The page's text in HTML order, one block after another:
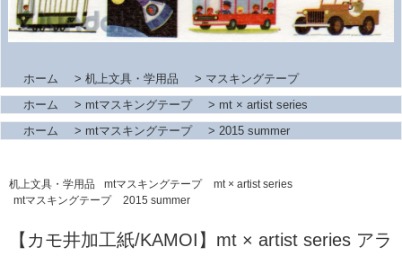
ホーム > 机上文具・学用品 > マスキングテープ
ホーム
> mtマスキングテープ > mt × artist series
ホーム
> mtマスキングテープ > 2015 summer
机上文具・学用品 mtマスキングテープ
mt × artist series
mtマスキングテープ
2015 summer
【カモ井加工紙/KAMOI】mt × artist series アラ